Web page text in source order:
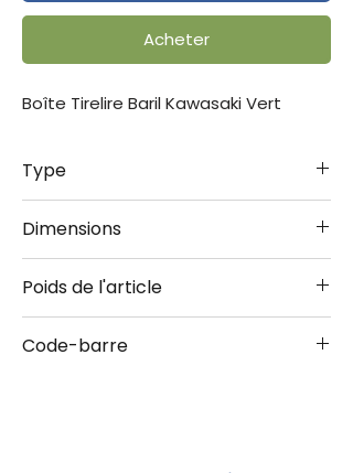
Acheter
Boîte Tirelire Baril Kawasaki Vert
Type
Dimensions
Poids de l'article
Code-barre